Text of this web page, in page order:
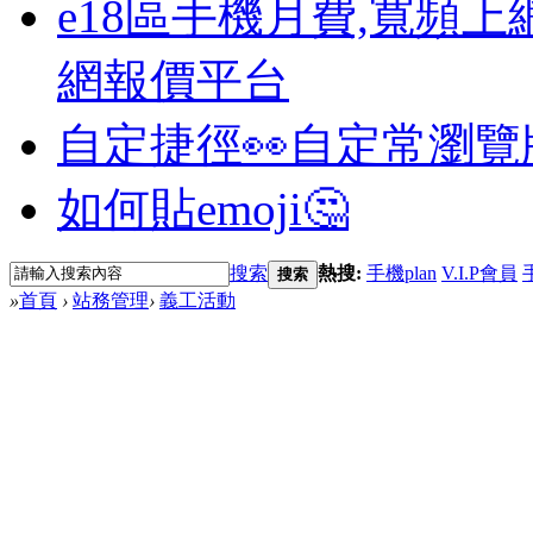
e18區手機月費,寬頻上
網報價平台
自定捷徑👀自定常瀏
如何貼emoji🤔
搜索 搜索 熱搜: 手機plan V.I.P會員
»首頁 › 站務管理› 義工活動